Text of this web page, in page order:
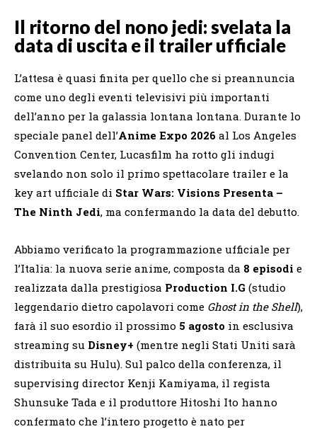
Il ritorno del nono jedi: svelata la
data di uscita e il trailer ufficiale
L’attesa è quasi finita per quello che si preannuncia
come uno degli eventi televisivi più importanti
dell’anno per la galassia lontana lontana. Durante lo
speciale panel dell’Anime Expo 2026 al Los Angeles
Convention Center, Lucasfilm ha rotto gli indugi
svelando non solo il primo spettacolare trailer e la
key art ufficiale di Star Wars: Visions Presenta –
The Ninth Jedi, ma confermando la data del debutto.
Abbiamo verificato la programmazione ufficiale per
l’Italia: la nuova serie anime, composta da 8 episodi e
realizzata dalla prestigiosa Production I.G (studio
leggendario dietro capolavori come Ghost in the Shell),
farà il suo esordio il prossimo 5 agosto in esclusiva
streaming su Disney+ (mentre negli Stati Uniti sarà
distribuita su Hulu). Sul palco della conferenza, il
supervising director Kenji Kamiyama, il regista
Shunsuke Tada e il produttore Hitoshi Ito hanno
confermato che l’intero progetto è nato per